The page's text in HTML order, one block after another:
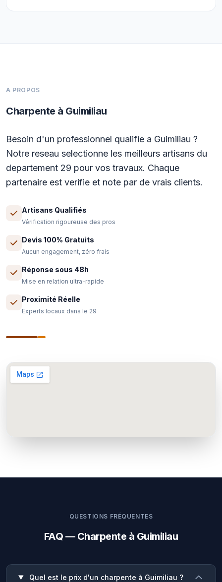
A PROPOS
Charpente à Guimiliau
Besoin d'un professionnel qualifie a Guimiliau ?
Notre reseau selectionne les meilleurs artisans du
departement 29 pour vos travaux. Chaque
partenaire est verifie et note par de vrais clients.
Artisans Qualifiés
Vérification rigoureuse des pros
Devis 100% Gratuits
Aucun engagement, zéro frais
Réponse sous 48h
Mise en relation ultra-rapide
Proximité Réelle
Experts locaux dans le 29
QUESTIONS FRÉQUENTES
FAQ — Charpente à Guimiliau
Quel est le prix d'un charpente à Guimiliau ?